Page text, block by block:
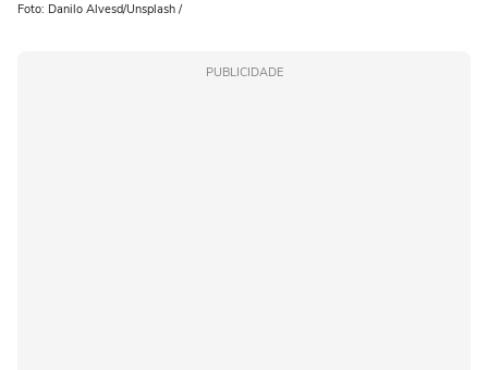
Foto: Danilo Alvesd/Unsplash /
PUBLICIDADE